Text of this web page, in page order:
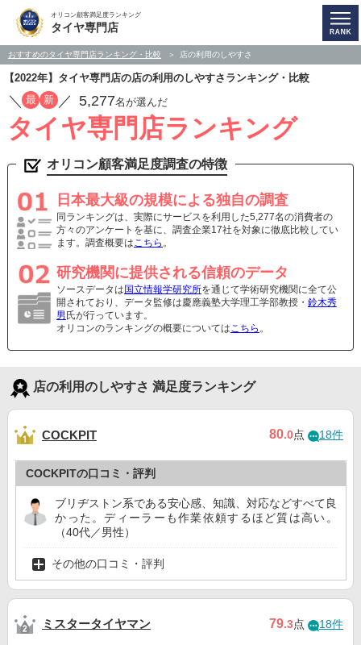
オリコン顧客満足度ランキング
タイヤ専門店
おすすめのタイヤ専門店ランキング・比較 店の利用のしやすさ
【2022年】タイヤ専門店の店の利用のしやすさランキング・比較
／ 最 新 ／ 5,277名が選んだ
タイヤ専門店ランキング
オリコン顧客満足度調査の特徴
日本最大級の規模による独自の調査
同ランキングは、実際にサービスを利用した5,277名の消費者の
方々のアンケートを基に、調査企業17社を対象に徹底比較してい
ます。調査概要はこちら 。
研究機関に提供される信頼のデータ
ソースデータは 国立情報学研究所を通じて学術研究機関に全て公
開されており、データ監修は慶應義塾大学理工学部教授・ 鈴木秀
男 氏が行っています。
オリコンのランキングの概要についてはこちら 。
店の利用のしやすさ 満足度ランキング
COCKPIT 80.0点 18件
COCKPITの口コミ・評判
ブリヂストン系である安心感、知識、対応などすべて良
かった。ディーラーも作業依頼するほど質は高い。
（40代／男性）
その他の口コミ・評判
ミスタータイヤマン 79.3点 18件